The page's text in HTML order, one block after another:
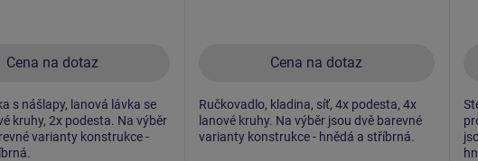
Cena na dotaz
s nášlapy, lanová lávka se
kruhy, 2x podesta. Na výběr
varianty konstrukce -
Cena na dotaz
Ručkovadlo, kladina, síť, 4x podesta, 4x
lanové kruhy. Na výběr jsou dvě barevné
varianty konstrukce - hnědá a stříbrná.